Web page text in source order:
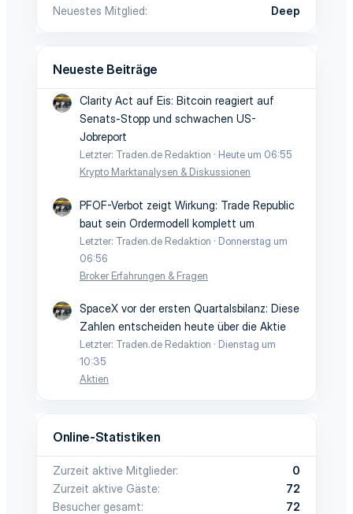
e
e
Neuestes Mitglied
Deep
Neueste Beiträge
Clarity Act auf Eis: Bitcoin reagiert auf
Senats-Stopp und schwachen US-
Jobreport
Letzter: Traden.de Redaktion
Heute um 06:55
Krypto Marktanalysen & Diskussionen
PFOF-Verbot zeigt Wirkung: Trade Republic
baut sein Ordermodell komplett um
Letzter: Traden.de Redaktion
Donnerstag um
06:56
Broker Erfahrungen & Fragen
SpaceX vor der ersten Quartalsbilanz: Diese
Zahlen entscheiden heute über die Aktie
Letzter: Traden.de Redaktion
Dienstag um
10:35
Aktien
Online-Statistiken
Zurzeit aktive Mitglieder
0
Zurzeit aktive Gäste
72
Besucher gesamt
72